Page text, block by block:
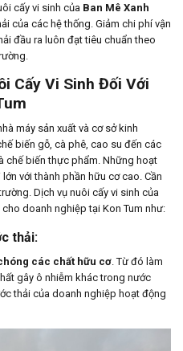
cấy vi sinh của Ban Mê Xanh
của các hệ thống. Giảm chi phí vận
đầu ra luôn đạt tiêu chuẩn theo
Cấy Vi Sinh Đối Với
máy sản xuất và cơ sở kinh
biến gỗ, cà phê, cao su đến các
chế biến thực phẩm. Những hoạt
với thành phần hữu cơ cao. Cần
Dịch vụ nuôi cấy vi sinh của
doanh nghiệp tại Kon Tum như:
thải:
các chất hữu cơ. Từ đó làm
gây ô nhiễm khác trong nước
thải của doanh nghiệp hoạt động